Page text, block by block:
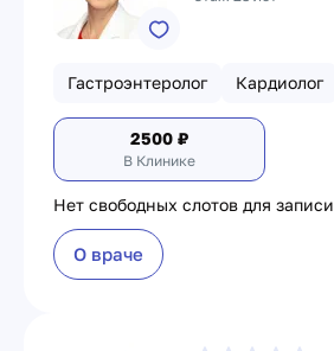
Гастроэнтеролог Кардиолог
2500 ₽
В Клинике
Нет свободных слотов для записи
О враче